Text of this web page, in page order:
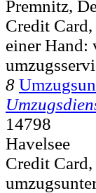
Premnitz,
Credit
einer Hand:
8
14798
Havelsee
Credit